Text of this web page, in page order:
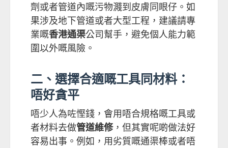
劑或者管道內嘅污物濺到皮膚同眼仔。如
果涉及地下管道或者大型工程，建議請專
業嘅香港通渠公司幫手，避免個人能力範
圍以外嘅風險。
二、選擇合適嘅工具同材料：
唔好貪平
唔少人為咗慳錢，會用唔合規格嘅工具或
者材料去做管道維修，但其實呢啲做法好
容易出事。例如，用劣質嘅通渠棒或者唔